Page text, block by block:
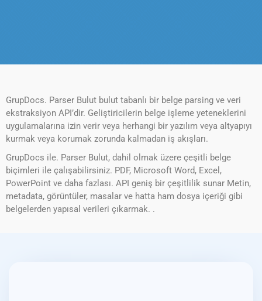
GrupDocs. Parser Bulut bulut tabanlı bir belge parsing ve veri
ekstraksiyon API’dir. Geliştiricilerin belge işleme yeteneklerini
uygulamalarına izin verir veya herhangi bir yazılım veya altyapıyı
kurmak veya korumak zorunda kalmadan iş akışları.
GrupDocs ile. Parser Bulut, dahil olmak üzere çeşitli belge
biçimleri ile çalışabilirsiniz. PDF, Microsoft Word, Excel,
PowerPoint ve daha fazlası. API geniş bir çeşitlilik sunar Metin,
metadata, görüntüler, masalar ve hatta ham dosya içeriği gibi
belgelerden yapısal verileri çıkarmak. .